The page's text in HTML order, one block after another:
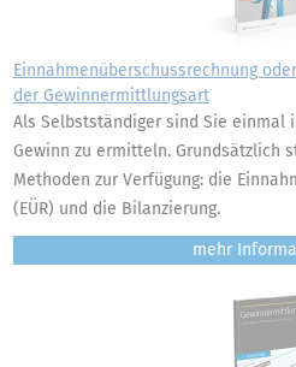
Einnahmenüberschussrechnung
der Gewinnermittlungsart
Als Selbstständiger sind Sie einmal
Gewinn zu ermitteln. Grundsätzlich
Methoden zur Verfügung: die
(EÜR) und die Bilanzierung.
mehr